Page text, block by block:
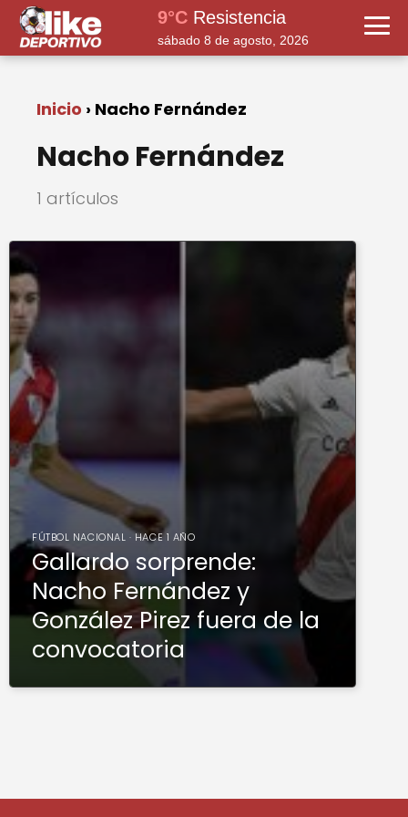
9°C Resistencia
sábado 8 de agosto, 2026
Inicio Nacho Fernández
Nacho Fernández
1 artículos
FÚTBOL NACIONAL · HACE 1 AÑO
Gallardo sorprende:
Nacho Fernández y
González Pirez fuera de la
convocatoria